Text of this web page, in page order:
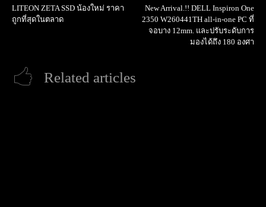
LITEON ZETA SSD น้องใหม่ ราคา
ถูกที่สุดในตลาด
New Arrival.!! DELL Inspiron One
2350 W260441TH all-in-one PC ที่
จอบาง 12mm. และปรับระดับการ
มองได้ถึง 180 องศา
Related articles